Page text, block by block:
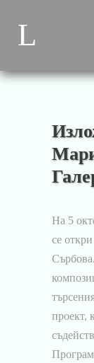
На 5
се
проект,